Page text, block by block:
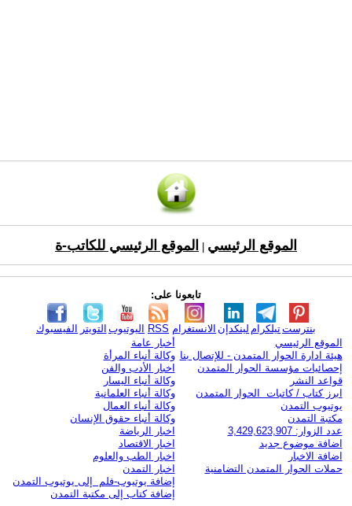
الموقع الرئيسي الموقع الرئيسي للكاتب-ة
تابعونا على:
الفيسبوك التويتر اليوتيوب RSS الانستغرام لينكدإن تيلكرامبنترست
الموقع الرئيسي
هيئة ادارة الحوار المتمدن - للإتصال بنا
إحصائيات مؤسسة الحوار المتمدن
قواعد النشر
ابرز كتاب / كاتبات الحوار المتمدن
يوتيوب التمدن
مكتبة التمدن
عدد الزوار: 3,429,623,907
اضافة موضوع جديد
اضافة الاخبار
حملات الحوار المتمدن التضامنية
أخبار عامة
وكالة أنباء المرأة
اخبار الأدب والفن
وكالة أنباء اليسار
وكالة أنباء العلمانية
وكالة أنباء العمال
وكالة أنباء حقوق الإنسان
اخبار الرياضة
اخبار الاقتصاد
اخبار الطب والعلوم
اخبار التمدن
إضافة يوتيوب-فلم إلى يوتيوب التمدن
إضافة كتاب إلى مكتبة التمدن